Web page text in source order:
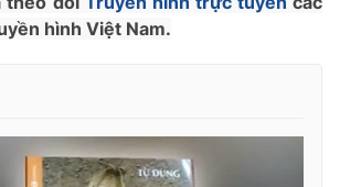
hình Việt Nam.